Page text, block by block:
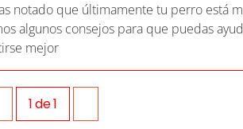
notado que últimamente tu perro está
algunos consejos para que puedas
mejor
1de1